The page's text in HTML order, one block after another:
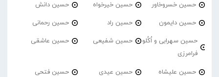
حسین خسروخاور حسین خیرخواه حسین دانش
حسین دایمون حسین راد حسین رحمانی
حسین سهرابی و اُکُلو
فرامرزی
حسین شفیعی حسین عاشقی
حسین علیشاه حسین عیدی حسین فتحی